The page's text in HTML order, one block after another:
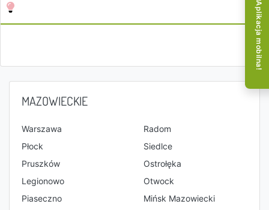
MAZOWIECKIE
Warszawa
Radom
Płock
Siedlce
Pruszków
Ostrołęka
Legionowo
Otwock
Piaseczno
Mińsk Mazowiecki
Aplikacja mobilna!